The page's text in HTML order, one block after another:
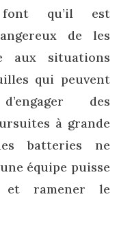
font qu’il est
de les
aux situations
qui peuvent
des
à grande
batteries ne
équipe puisse
et ramener le